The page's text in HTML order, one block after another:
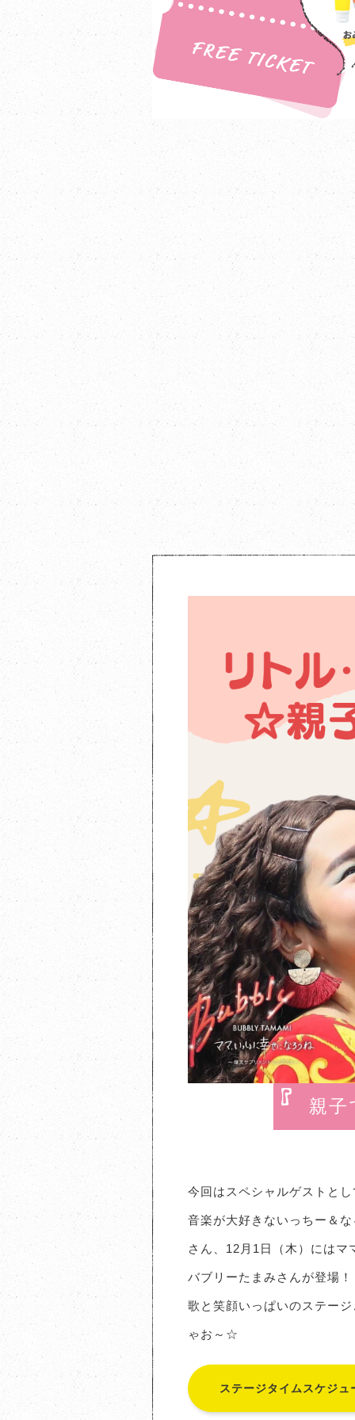
親
今回はスペシャルゲストと
音楽が大好きないっちー＆
さん、12月1日（木）には
バブリーたまみさんが登場！
歌と笑顔いっぱいのステー
ゃお～☆
ステージタイムスケジュ